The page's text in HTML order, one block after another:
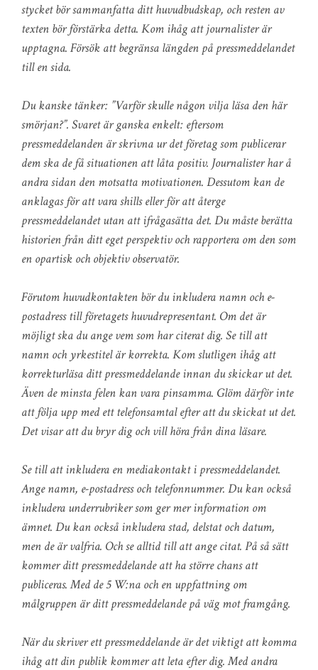
stycket bör sammanfatta ditt huvudbudskap, och resten av
texten bör förstärka detta. Kom ihåg att journalister är
upptagna. Försök att begränsa längden på pressmeddelandet
till en sida.
Du kanske tänker: ”Varför skulle någon vilja läsa den här
smörjan?”. Svaret är ganska enkelt: eftersom
pressmeddelanden är skrivna ur det företag som publicerar
dem ska de få situationen att låta positiv. Journalister har å
andra sidan den motsatta motivationen. Dessutom kan de
anklagas för att vara shills eller för att återge
pressmeddelandet utan att ifrågasätta det. Du måste berätta
historien från ditt eget perspektiv och rapportera om den som
en opartisk och objektiv observatör.
Förutom huvudkontakten bör du inkludera namn och e-
postadress till företagets huvudrepresentant. Om det är
möjligt ska du ange vem som har citerat dig. Se till att
namn och yrkestitel är korrekta. Kom slutligen ihåg att
korrekturläsa ditt pressmeddelande innan du skickar ut det.
Även de minsta felen kan vara pinsamma. Glöm därför inte
att följa upp med ett telefonsamtal efter att du skickat ut det.
Det visar att du bryr dig och vill höra från dina läsare.
Se till att inkludera en mediakontakt i pressmeddelandet.
Ange namn, e-postadress och telefonnummer. Du kan också
inkludera underrubriker som ger mer information om
ämnet. Du kan också inkludera stad, delstat och datum,
men de är valfria. Och se alltid till att ange citat. På så sätt
kommer ditt pressmeddelande att ha större chans att
publiceras. Med de 5 W:na och en uppfattning om
målgruppen är ditt pressmeddelande på väg mot framgång.
När du skriver ett pressmeddelande är det viktigt att komma
ihåg att din publik kommer att leta efter dig. Med andra